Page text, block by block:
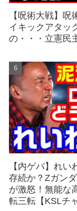
【呪術大戦】
イキックアタッ
の・・・立憲民
【内ゲバ】れ
存続か？Zガン
が激怒！無能な
転三転【KSLチ